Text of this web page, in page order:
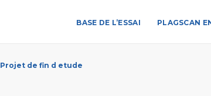
BASE DE L’ESSAI PLAGSCAN
Projet de fin d etude